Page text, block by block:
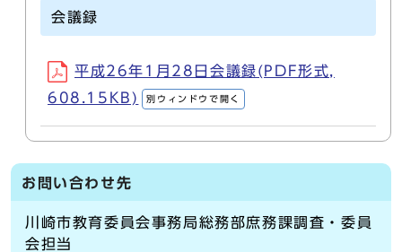
会議録
平成26年1月28日会議録(PDF形式,
608.15KB)
別ウィンドウで開く
お問い合わせ先
川崎市教育委員会事務局総務部庶務課調査・委員
会担当